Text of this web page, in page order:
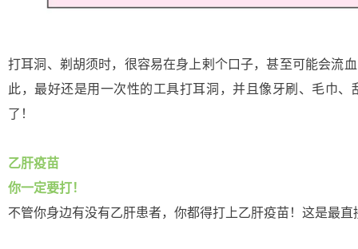
打耳洞、剃胡须时，很容易在身上剌个口子，甚至可能会流
此，最好还是用一次性的工具打耳洞，并且像牙刷、毛巾
了！
乙肝疫苗
你一定要打！
不管你身边有没有乙肝患者，你都得打上乙肝疫苗！这是最